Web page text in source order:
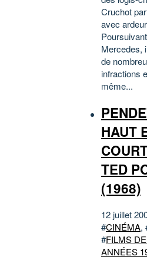
Cruchot
avec
Mercedes,
de
infractions
même...
HAUT
TED
(1968)
12 juillet
#CINÉMA,
#FILMS
ANNÉES